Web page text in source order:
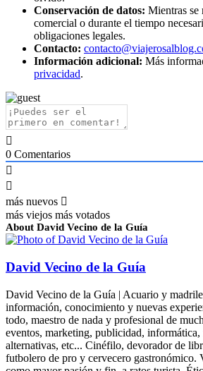
Conservación de datos: Mientras se
comercial o durante el tiempo
obligaciones legales.
Contacto:
Información adicional: Más
privacidad.
0 Comentarios
más nuevos
más viejos más votados
About David Vecino de la Guía
David Vecino de la Guía
David Vecino de la Guía | Acuario y
información, conocimiento y nuevas
todo, maestro de nada y profesional de
eventos, marketing, publicidad,
alternativas, etc... Cinéfilo, devorador de
futbolero de pro y cervecero gastronómico.